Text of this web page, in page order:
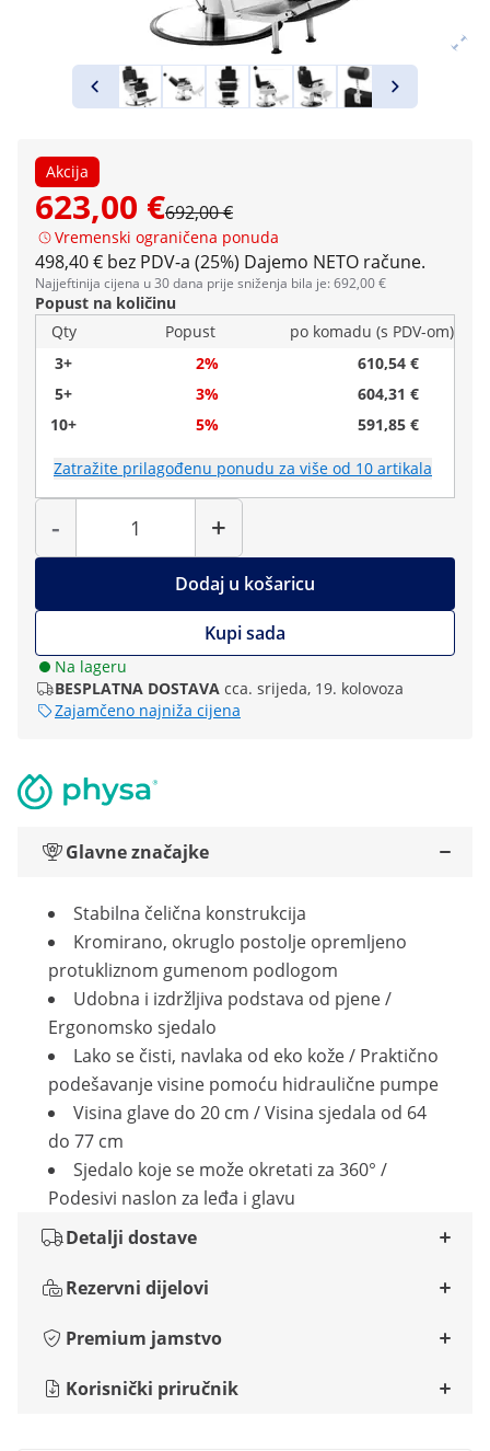
Akcija
623,00 €692,00 €
Vremenski ograničena ponuda
498,40 € bez PDV-a (25%) Dajemo NETO račune.
Najjeftinija cijena u 30 dana prije sniženja bila je: 692,00 €
Popust na količinu
Qty
Popust
po komadu (s PDV-om)
3+
2%
610,54 €
5+
3%
604,31 €
10+
5% 591,85 €
Zatražite prilagođenu ponudu za više od 10 artikala
-
Količina
+
Dodaj u košaricu
Kupi sada
Na lageru
BESPLATNA DOSTAVA cca. srijeda, 19. kolovoza
Zajamčeno najniža cijena
Glavne značajke
Stabilna čelična konstrukcija
Kromirano, okruglo postolje opremljeno
protukliznom gumenom podlogom
Udobna i izdržljiva podstava od pjene /
Ergonomsko sjedalo
Lako se čisti, navlaka od eko kože / Praktično
podešavanje visine pomoću hidraulične pumpe
Visina glave do 20 cm / Visina sjedala od 64
do 77 cm
Sjedalo koje se može okretati za 360° /
Podesivi naslon za leđa i glavu
Detalji dostave
Rezervni dijelovi
Premium jamstvo
Korisnički priručnik